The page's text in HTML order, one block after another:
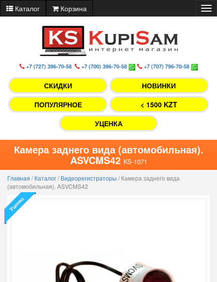
Каталог Корзина
+7 (727) 396-70-58 +7 (700) 396-70-58 +7 (707) 796-70-58
СКИДКИ
НОВИНКИ
ПОПУЛЯРНОЕ
< 1500 KZT
УЦЕНКА
Камера заднего вида (автомобильная).
ASVCMS42 KS-1071
Главная /Каталог/Видеорегистраторы /Камера заднего вида
(автомобильная). ASVCMS42